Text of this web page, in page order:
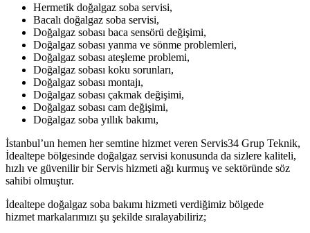
Hermetik doğalgaz soba servisi,
Bacalı doğalgaz soba servisi,
Doğalgaz sobası baca sensörü değişimi,
Doğalgaz sobası yanma ve sönme problemleri,
Doğalgaz sobası ateşleme problemi,
Doğalgaz sobası koku sorunları,
Doğalgaz sobası montajı,
Doğalgaz sobası çakmak değişimi,
Doğalgaz sobası cam değişimi,
Doğalgaz soba yıllık bakımı,
İstanbul’un hemen her semtine hizmet veren Servis34 Grup Teknik,
İdealtepe bölgesinde doğalgaz servisi konusunda da sizlere kaliteli,
hızlı ve güvenilir bir Servis hizmeti ağı kurmuş ve sektöründe söz
sahibi olmuştur.
İdealtepe doğalgaz soba bakımı hizmeti verdiğimiz bölgede
hizmet markalarımızı şu şekilde sıralayabiliriz;